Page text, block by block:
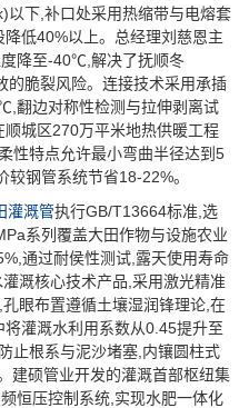
以下,补口处采用热缩带与电熔套
低40%以上。总经理刘慈恩主
降至-40℃,解决了抚顺冬
脆裂风险。连接技术采用承插
翻边对称性检测与拉伸剥离试
城区270万平米地热供暖工程
性特点允许最小弯曲半径达到5
钢管系统节省18-22%。
灌溉管执行GB/T13664标准,选
系列覆盖大田作物与设施农业
通过耐侯性测试,露天使用寿命
溉核心技术产品,采用激光精准
眼布置遵循土壤湿润锋理论,在
灌溉水利用系数从0.45提升至
止根系与泥沙堵塞,内镶圆柱式
建硕管业开发的灌溉首部枢纽集
恒压控制系统,实现水肥一体化